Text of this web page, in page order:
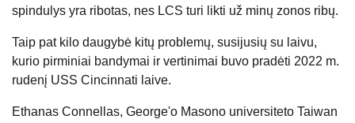
spindulys yra ribotas, nes LCS turi likti už minų zonos ribų.
Taip pat kilo daugybė kitų problemų, susijusių su laivu,
kurio pirminiai bandymai ir vertinimai buvo pradėti 2022 m.
rudenį USS Cincinnati laive.
Ethanas Connellas, George'o Masono universiteto Taiwan